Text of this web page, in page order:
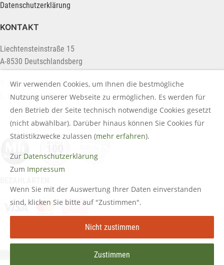
Datenschutzerklärung
KONTAKT
Liechtensteinstraße 15
A-8530 Deutschlandsberg
T. +43 (0) 3462 2222
info@holztreff.at
Wir verwenden Cookies, um Ihnen die bestmögliche
Nutzung unserer Webseite zu ermöglichen. Es werden für
den Betrieb der Seite technisch notwendige Cookies gesetzt
(nicht abwählbar). Darüber hinaus können Sie Cookies für
Statistikzwecke zulassen (mehr erfahren).
Zur Datenschutzerklärung
Zum Impressum
Wenn Sie mit der Auswertung Ihrer Daten einverstanden
sind, klicken Sie bitte auf "Zustimmen".
Nicht zustimmen
Zustimmen